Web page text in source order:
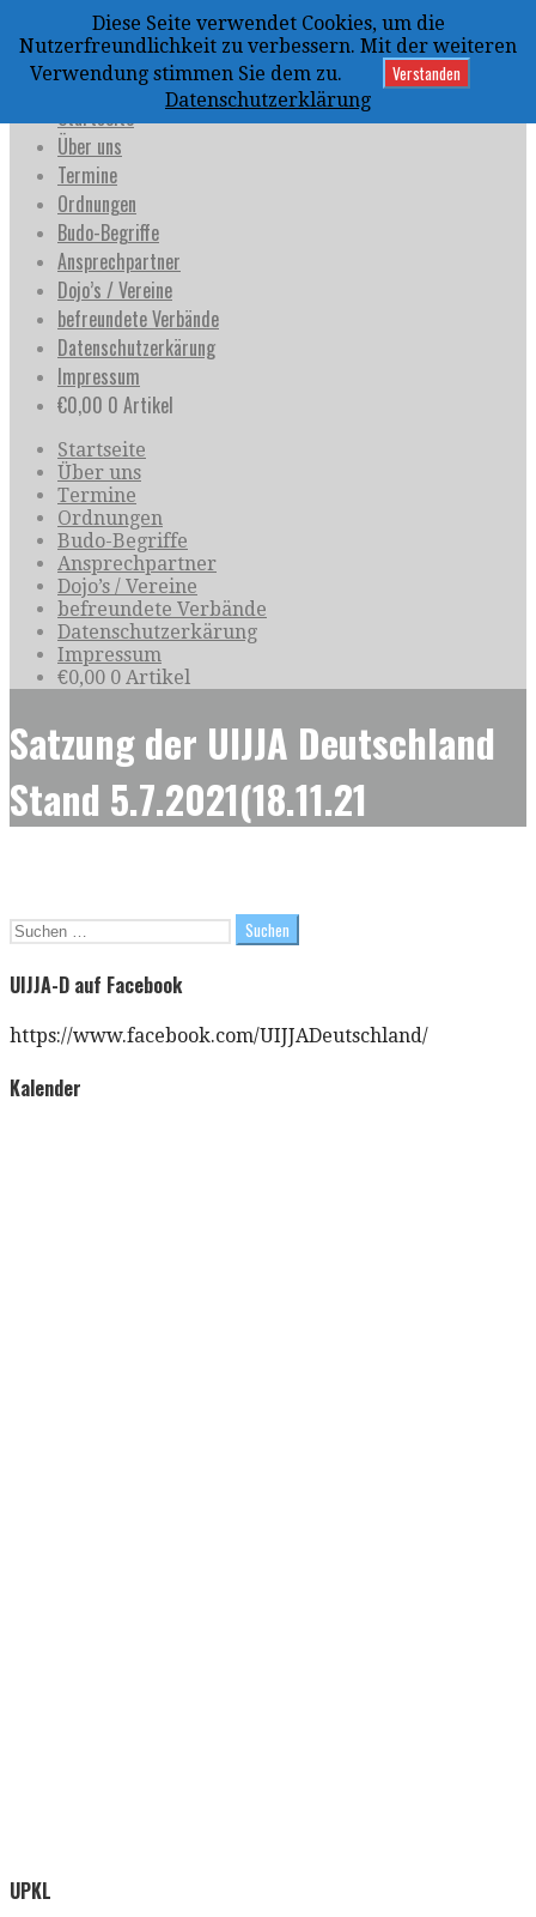
Inhalt
springen
uijja
Deutschland e.V.
Startseite
Über uns
Termine
Ordnungen
Budo-Begriffe
Ansprechpartner
Dojo’s / Vereine
befreundete Verbände
Datenschutzerkärung
Impressum
€0,00 0 Artikel
Startseite
Über uns
Termine
Ordnungen
Budo-Begriffe
Ansprechpartner
Dojo’s / Vereine
befreundete Verbände
Datenschutzerkärung
Impressum
€0,00 0 Artikel
Satzung der UIJJA Deutschland
Stand 5.7.2021(18.11.21
Suchen
UIJJA-D auf Facebook
https://www.facebook.com/UIJJADeutschland/
Kalender
UPKL
Diese Seite verwendet Cookies, um die
Nutzerfreundlichkeit zu verbessern. Mit der weiteren
Verwendung stimmen Sie dem zu.
Verstanden
Datenschutzerklärung